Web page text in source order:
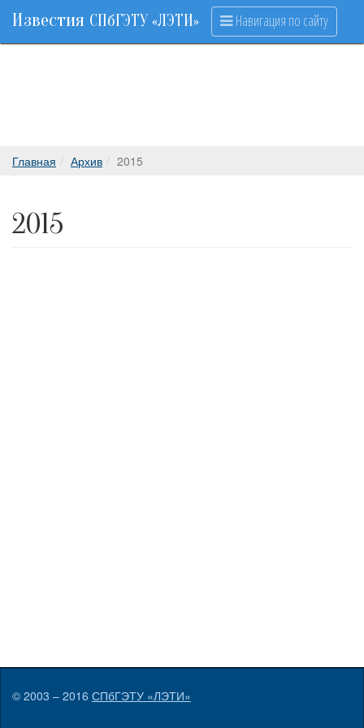
Известия СПбГЭТУ «ЛЭТИ» Навигация по сайту
Главная Архив 2015
2015
© 2003 – 2016 СПбГЭТУ «ЛЭТИ»